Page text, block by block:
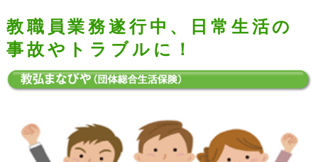
教職員業務遂行中、日常生活の
事故やトラブルに！